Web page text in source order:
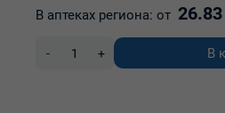
В аптеках региона: от
- + В